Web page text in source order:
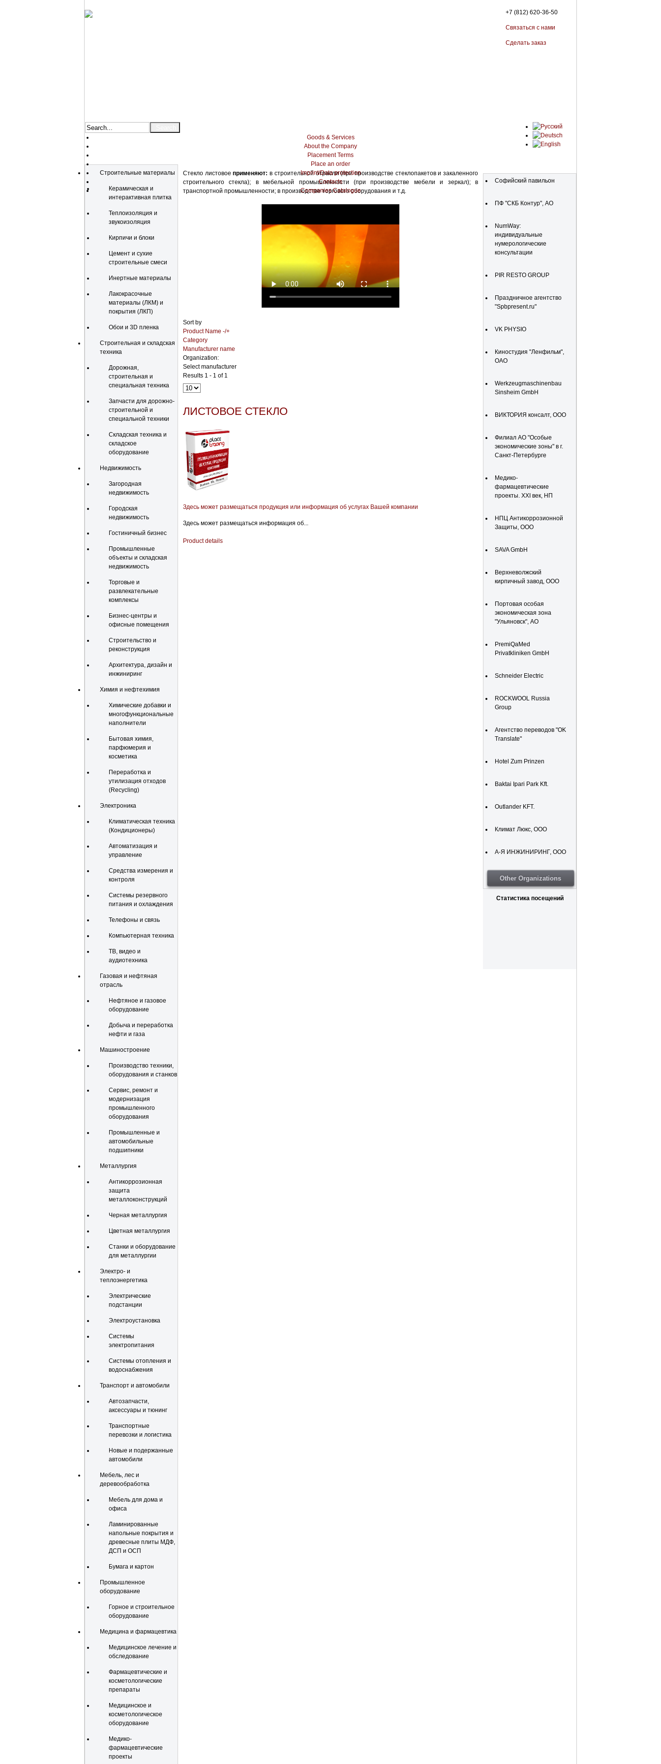
+7 (812) 620-36-50
Связаться с нами
Сделать заказ
Goods & Services
About the Company
Placement Terms
Place an order
Imprint/Data protection
Contacts
Companies Catalogue
Строительные материалы
Керамическая и
интерактивная плитка
Теплоизоляция и
звукоизоляция
Кирпичи и блоки
Цемент и сухие
строительные смеси
Инертные материалы
Лакокрасочные
материалы (ЛКМ) и
покрытия (ЛКП)
Обои и 3D пленка
Строительная и складская
техника
Дорожная,
строительная и
специальная техника
Запчасти для дорожно-
строительной и
специальной техники
Складская техника и
складское
оборудование
Недвижимость
Загородная
недвижимость
Городская
недвижимость
Гостиничный бизнес
Промышленные
объекты и складская
недвижимость
Торговые и
развлекательные
комплексы
Бизнес-центры и
офисные помещения
Строительство и
реконструкция
Архитектура, дизайн и
инжиниринг
Химия и нефтехимия
Химические добавки и
многофункциональные
наполнители
Бытовая химия,
парфюмерия и
косметика
Переработка и
утилизация отходов
(Recycling)
Электроника
Климатическая техника
(Кондиционеры)
Автоматизация и
управление
Средства измерения и
контроля
Системы резервного
питания и охлаждения
Телефоны и связь
Компьютерная техника
ТВ, видео и
аудиотехника
Газовая и нефтяная
отрасль
Нефтяное и газовое
оборудование
Добыча и переработка
нефти и газа
Машиностроение
Производство техники,
оборудования и станков
Сервис, ремонт и
модернизация
промышленного
оборудования
Промышленные и
автомобильные
подшипники
Металлургия
Антикоррозионная
защита
металлоконструкций
Черная металлургия
Цветная металлургия
Станки и оборудование
для металлургии
Электро- и
теплоэнергетика
Электрические
подстанции
Электроустановка
Системы
электропитания
Системы отопления и
водоснабжения
Транспорт и автомобили
Автозапчасти,
аксессуары и тюнинг
Транспортные
перевозки и логистика
Новые и подержанные
автомобили
Мебель, лес и
деревообработка
Мебель для дома и
офиса
Ламинированные
напольные покрытия и
древесные плиты МДФ,
ДСП и ОСП
Бумага и картон
Промышленное
оборудование
Горное и строительное
оборудование
Медицина и фармацевтика
Медицинское лечение и
обследование
Фармацевтические и
косметологические
препараты
Медицинское и
косметологическое
оборудование
Медико-
фармацевтические
проекты
Стекло листовое применяют: в строительной отрасли (при производстве стеклопакетов и закаленного
строительного стекла); в мебельной промышленности (при производстве мебели и зеркал); в
транспортной промышленности; в производстве торгового оборудования и т.д.
Sort by
Product Name -/+
Category
Manufacturer name
Organization:
Select manufacturer
Results 1 - 1 of 1
ЛИСТОВОЕ СТЕКЛО
Здесь может размещаться продукция или информация об услугах Вашей компании
Здесь может размещаться информация об...
Product details
Софийский павильон
ПФ "СКБ Контур", АО
NumWay:
индивидуальные
нумерологические
консультации
PIR RESTO GROUP
Праздничное агентство
"Spbpresent.ru"
VK PHYSIO
Киностудия "Ленфильм",
ОАО
Werkzeugmaschinenbau
Sinsheim GmbH
ВИКТОРИЯ консалт, ООО
Филиал АО "Особые
экономические зоны" в г.
Санкт-Петербурге
Медико-
фармацевтические
проекты. XXI век, НП
НПЦ Антикоррозионной
Защиты, ООО
SAVA GmbH
Верхневолжский
кирпичный завод, ООО
Портовая особая
экономическая зона
"Ульяновск", АО
PremiQaMed
Privatkliniken GmbH
Schneider Electric
ROCKWOOL Russia
Group
Агентство переводов "OK
Translate"
Hotel Zum Prinzen
Baktai Ipari Park Kft.
Outlander KFT.
Климат Люкс, ООО
А-Я ИНЖИНИРИНГ, ООО
Other Organizations
Статистика посещений